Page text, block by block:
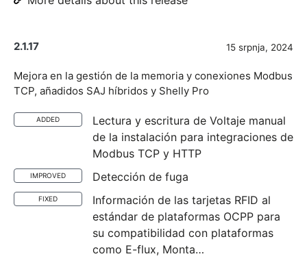
2.1.17 15 srpnja, 2024
Mejora en la gestión de la memoria y conexiones Modbus
TCP, añadidos SAJ híbridos y Shelly Pro
ADDED
Lectura y escritura de Voltaje manual
de la instalación para integraciones de
Modbus TCP y HTTP
IMPROVED Detección de fuga
FIXED
Información de las tarjetas RFID al
estándar de plataformas OCPP para
su compatibilidad con plataformas
como E-flux, Monta…